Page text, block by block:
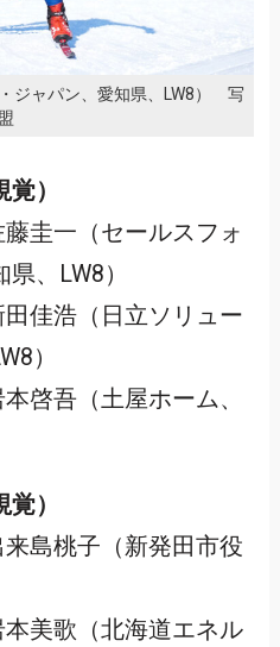
ジャパン、愛知県、LW8） 写
）
一（セールスフォ
県、LW8）
浩（日立ソリュー
）
吾（土屋ホーム、
）
桃子（新発田市役
歌（北海道エネル